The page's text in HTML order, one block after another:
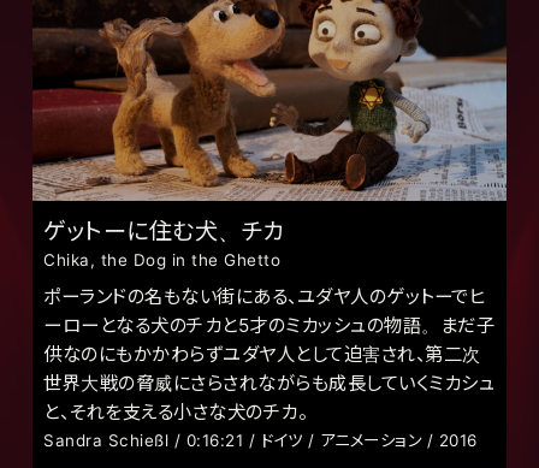
ゲットーに住む犬、チカ
Chika, the Dog in the Ghetto
ポーランドの名もない街にある、ユダヤ人のゲットーでヒ
ーローとなる犬のチカと5才のミカッシュの物語。まだ子
供なのにもかかわらずユダヤ人として迫害され、第二次
世界大戦の脅威にさらされながらも成長していくミカシュ
と、それを支える小さな犬のチカ。
Sandra Schießl / 0:16:21 / ドイツ / アニメーション / 2016